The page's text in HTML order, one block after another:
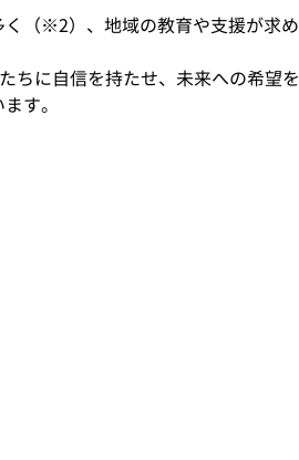
（※2）、地域の教育や支援が求め
ちに自信を持たせ、未来への希望を
す。